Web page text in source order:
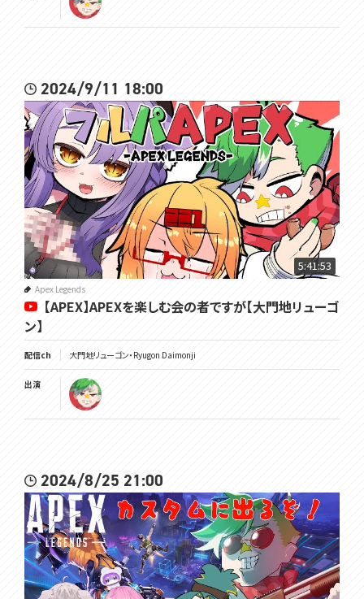
2024/9/11 18:00
5:41:53
Apex Legends
【APEX】APEXを楽しむ会の者ですが【大門地リューゴ
ン】
配信ch 大門地リューゴン・Ryugon Daimonji
出演
2024/8/25 21:00